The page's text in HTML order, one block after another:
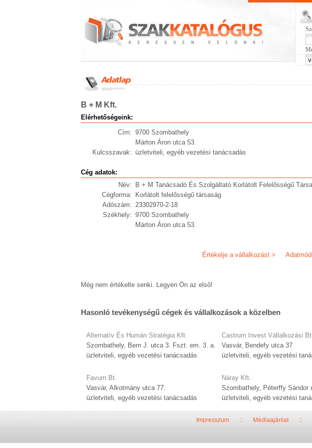
B + M Kft.
Elérhetőségeink:
Cím: 9700 Szombathely
Márton Áron utca 53.
Kulcsszavak: üzletviteli, egyéb vezetési tanácsadás
Cég adatok:
Név:
B + M Tanácsadó És Szolgáltató Korlátolt Felelősségű
Cégforma:
Korlátolt felelősségű társaság
Adószám: 23302970-2-18
Székhely: 9700 Szombathely
Márton Áron utca 53.
Értékelje a vállalkozást >
Még nem értékelte senki. Legyen Ön az első!
Hasonló tevékenységű cégek és vállalkozások a közelben
Alternatív És Humán Stratégia Kft.
Szombathely, Bem J. utca 3. Fszt. em. 3. a.
üzletviteli, egyéb vezetési tanácsadás
Favum Bt.
Vasvár, Alkotmány utca 77.
üzletviteli, egyéb vezetési tanácsadás
Castrum Invest Vállalkozási
Vasvár, Bendefy utca 37
üzletviteli, egyéb vezetési
Náray Kft.
Szombathely, Péterffy Sándor
üzletviteli, egyéb vezetési
Impresszum::Médiaajánlat::